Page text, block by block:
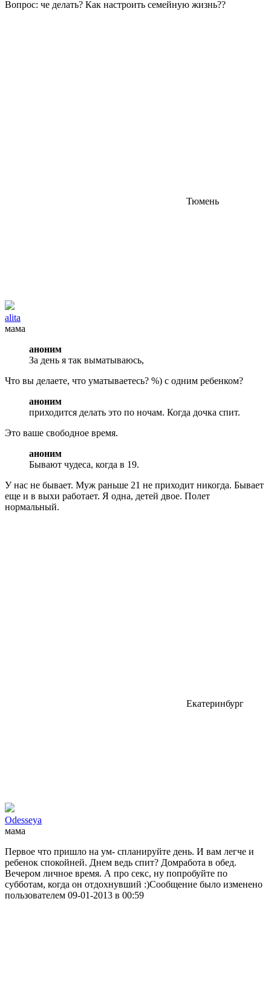
Вопрос: че делать? Как настроить семейную жизнь??
Тюмень
alita
мама
аноним
За день я так выматываюсь,
Что вы делаете, что уматываетесь? %) с одним ребенком?
аноним
приходится делать это по ночам. Когда дочка спит.
Это ваше свободное время.
аноним
Бывают чудеса, когда в 19.
У нас не бывает. Муж раньше 21 не приходит никогда. Бывает
еще и в выхи работает. Я одна, детей двое. Полет
нормальный.
Екатеринбург
Odesseya
мама
Первое что пришло на ум- спланируйте день. И вам легче и
ребенок спокойней. Днем ведь спит? Домработа в обед.
Вечером личное время. А про секс, ну попробуйте по
субботам, когда он отдохнувший :)Сообщение было изменено
пользователем 09-01-2013 в 00:59